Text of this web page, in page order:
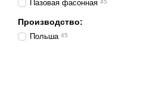
Пазовая фасонная 45
Производство:
Польша 45